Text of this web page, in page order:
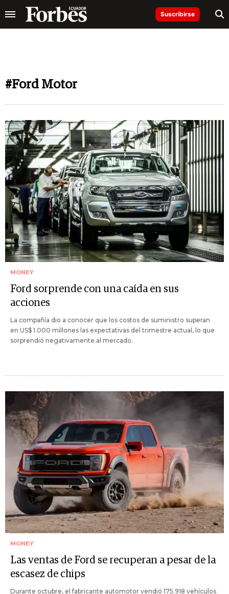
Suscribirse
#Ford Motor
MONEY
Ford sorprende con una caída en sus
acciones
La compañía dio a conocer que los costos de suministro superan
en US$ 1.000 millones las expectativas del trimestre actual, lo que
sorprendió negativamente al mercado.
MONEY
Las ventas de Ford se recuperan a pesar de la
escasez de chips
Durante octubre, el fabricante automotor vendió 175.918 vehículos